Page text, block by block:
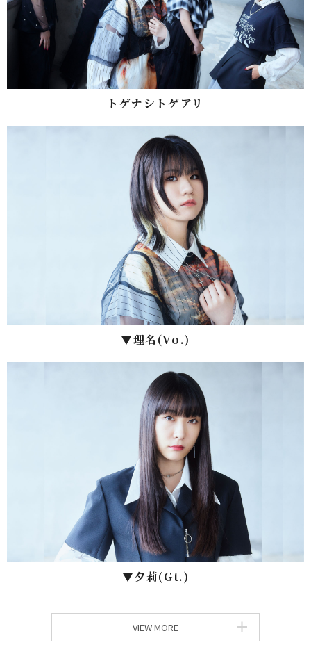
トゲナシトゲアリ
▼理名(Vo.)
▼⼣莉(Gt.)
VIEW MORE